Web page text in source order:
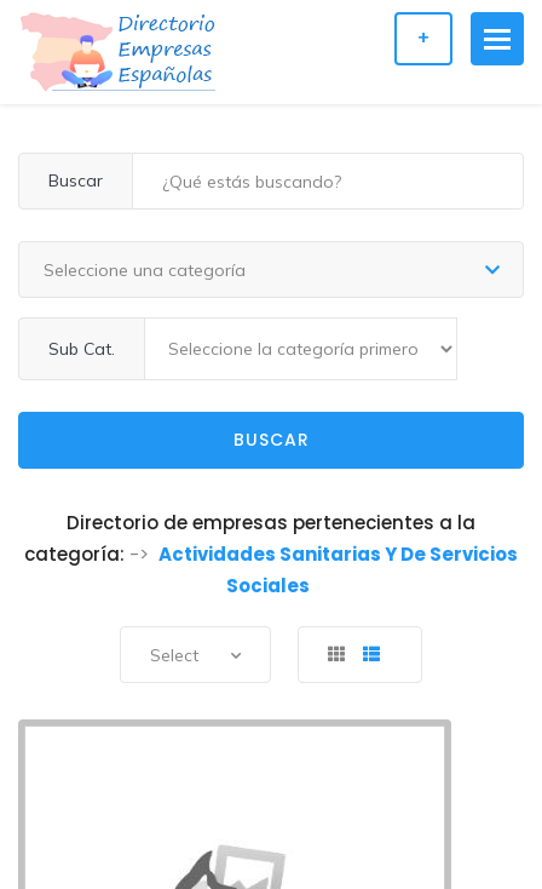
+
Buscar
Seleccione una categoría
Sub Cat.
BUSCAR
Directorio de empresas pertenecientes a la
categoría: -> Actividades Sanitarias Y De Servicios
Sociales
Select